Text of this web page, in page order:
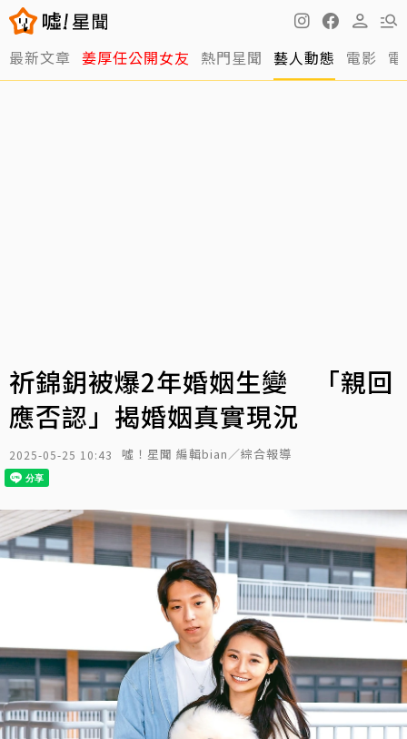
最新文章 姜厚任公開女友 熱門星聞 藝人動態 電影
祈錦鈅被爆2年婚姻生變 「親回
應否認」揭婚姻真實現況
2025-05-25 10:43 噓！星聞 編輯bian／綜合報導